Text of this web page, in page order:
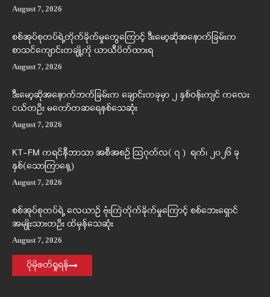
August 7, 2026
စစ်အုပ်စုတပ်ရဲ့တိုက်ခိုက်မှုတွေကြောင့် ဒီးမော့ဆိုအနောက်ခြမ်းက
စာသင်ကျောင်းတချို့ကို ယာယီပိတ်ထားရ
August 7, 2026
ဒီးမော့ဆိုအနောက်ဘက်ခြမ်းက ချောင်းတခုမှာ ၂ နှစ်ဝန်းကျင် ကလေး
ငယ်တဦး မတော်တဆရေနစ်သေဆုံး
August 7, 2026
KT-FM ကရင်နီဘာသာ အစီအစဉ် ဩဂုတ်လ( ၇ ) ရက်၊ ၂၀၂၆ ခု
နှစ်(သောကြာနေ့)
August 7, 2026
စစ်အုပ်စုတပ်ရဲ့ လေယာဉ် ဗုံးကြဲတိုက်ခိုက်မှုကြောင့် စစ်ဘေးရှောင်
အမျိုးသားတဦး ထိမှန်သေဆုံး
August 7, 2026
ပိုမိုဖတ်ရှုရန်